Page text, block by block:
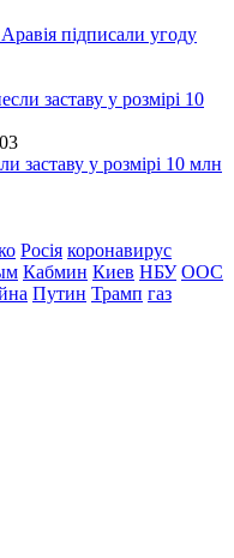
підписали угоду
заставу у розмірі 10 млн
Росія коронавирус
Кабмин Киев НБУ ООС
Путин Трамп газ